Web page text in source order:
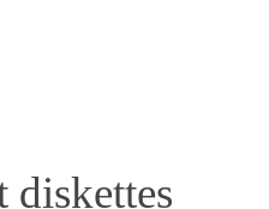
diskettes